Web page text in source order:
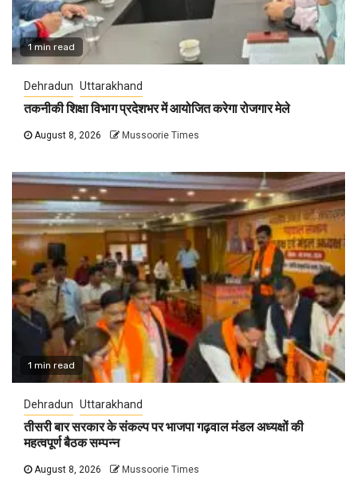
1 min read
Dehradun Uttarakhand
तकनीकी शिक्षा विभाग प्रदेशभर में आयोजित करेगा रोजगार मेले
August 8, 2026 Mussoorie Times
1 min read
Dehradun Uttarakhand
तीसरी बार सरकार के संकल्प पर भाजपा गढ़वाल मंडल अध्यक्षों की
महत्वपूर्ण बैठक सम्पन्न
August 8, 2026 Mussoorie Times